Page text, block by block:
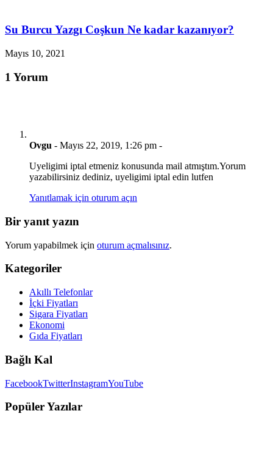
Su Burcu Yazgı Coşkun Ne kadar kazanıyor?
Mayıs 10, 2021
1 Yorum
Ovgu - Mayıs 22, 2019, 1:26 pm -
Uyeligimi iptal etmeniz konusunda mail atmıştım.Yorum
yazabilirsiniz dediniz, uyeligimi iptal edin lutfen
Yanıtlamak için oturum açın
Bir yanıt yazın
Yorum yapabilmek için oturum açmalısınız.
Kategoriler
Akıllı Telefonlar
İçki Fiyatları
Sigara Fiyatları
Ekonomi
Gıda Fiyatları
Bağlı Kal
FacebookTwitterInstagramYouTube
Popüler Yazılar